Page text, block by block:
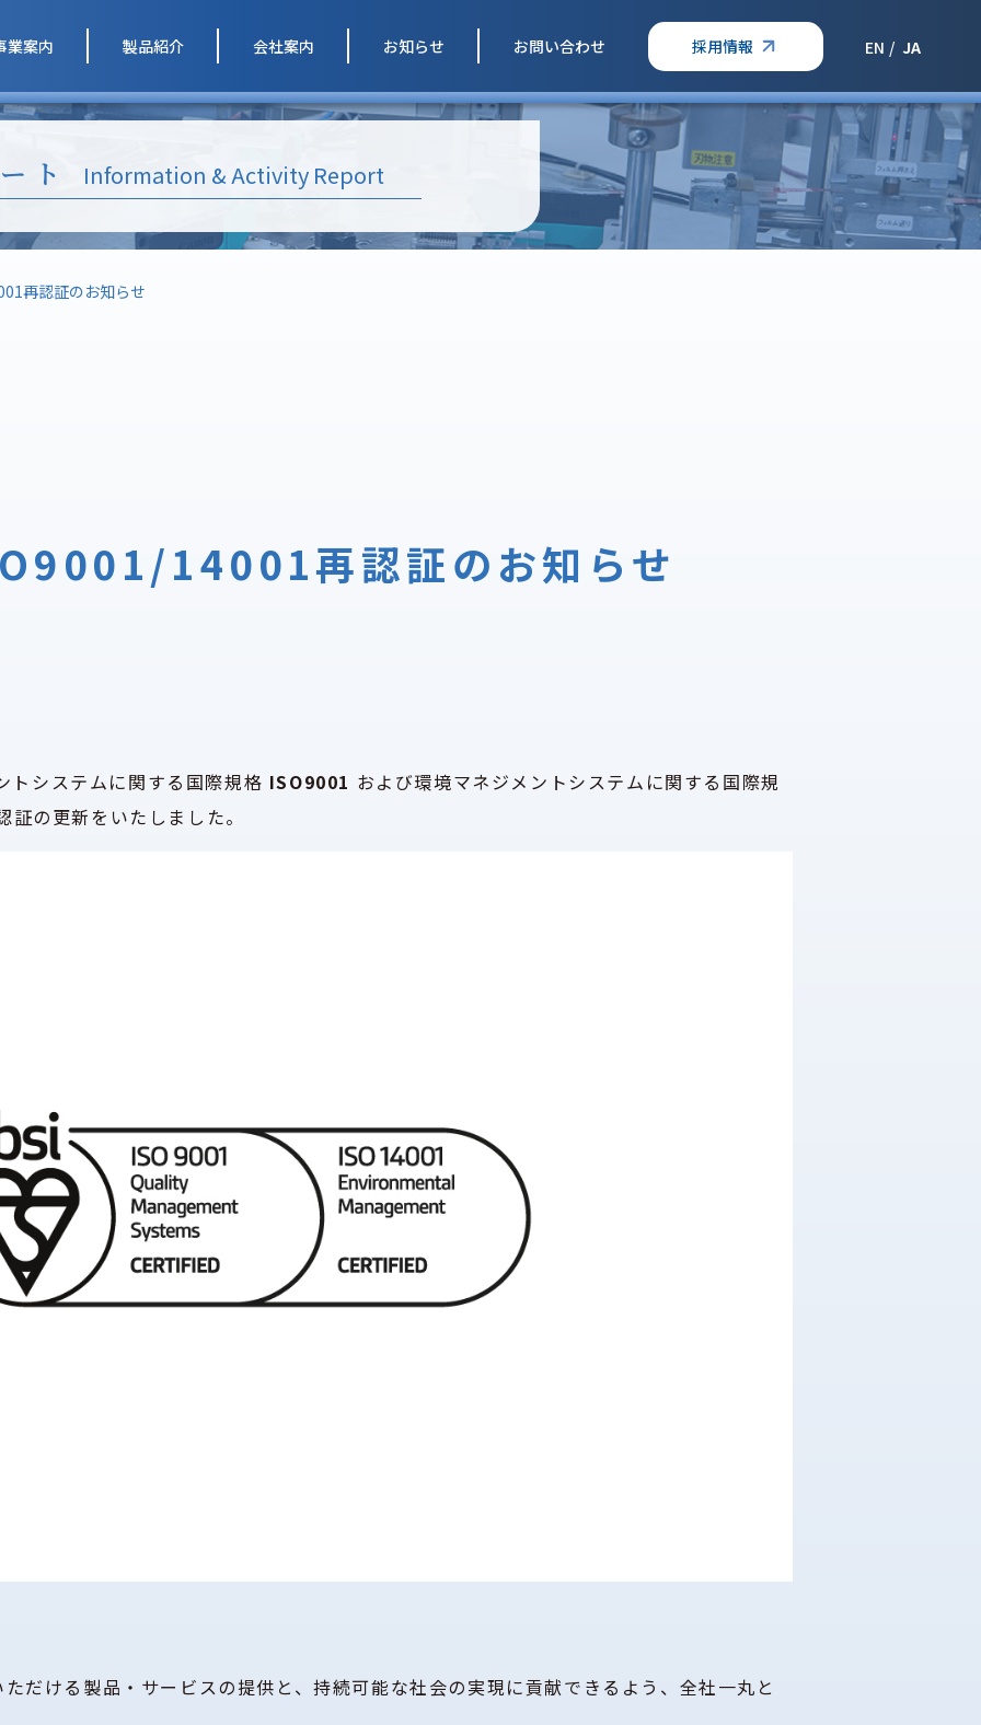
業案内 製品紹介 会社案内 お知らせ お問い合わせ 採用情報 EN JA
ト Information & Activity Report
再認証のお知らせ
14001再認証のお知らせ
システムに関する国際規格 ISO9001 および環境マネジメントシステムに関する国際規
の更新をいたしました。
だける製品・サービスの提供と、持続可能な社会の実現に貢献できるよう、全社一丸と